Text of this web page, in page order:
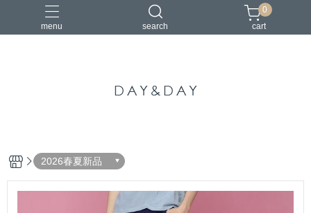
menu search
棉麻 茶禪服
0
cart
2026春夏新品